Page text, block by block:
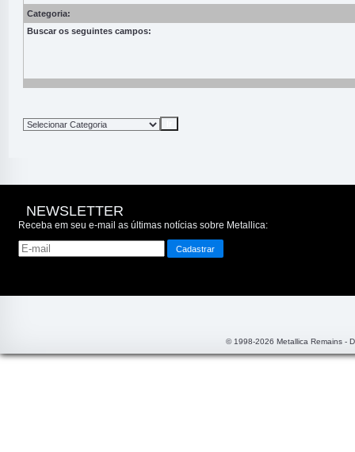
Categoria:
Buscar os seguintes campos:
NEWSLETTER
Receba em seu e-mail as últimas notícias sobre Metallica:
© 1998-2026 Metallica Remains -